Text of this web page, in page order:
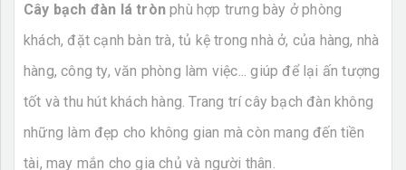
Cây bạch đàn lá trònphù hợp trưng bày ở phòng
khách, đặt cạnh bàn trà, tủ kệ trong nhà ở, của hàng, nhà
hàng, công ty, văn phòng làm việc... giúp để lại ấn tượng
tốt và thu hút khách hàng. Trang trí cây bạch đàn không
những làm đẹp cho không gian mà còn mang đến tiền
tài, may mắn cho gia chủ và người thân.